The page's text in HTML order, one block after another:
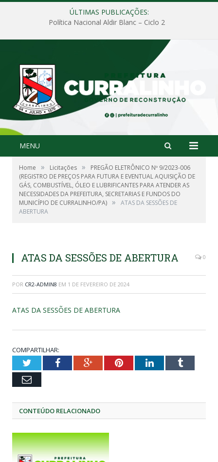
ÚLTIMAS PUBLICAÇÕES:
Política Nacional Aldir Blanc – Ciclo 2
MENU
Home » Licitações »
PREGÃO ELETRÔNICO Nº 9/2023-006
(REGISTRO DE PREÇOS PARA FUTURA E EVENTUAL AQUISIÇÃO DE
GÁS, COMBUSTÍVEL, ÓLEO E LUBRIFICANTES PARA ATENDER AS
NECESSIDADES DA PREFEITURA, SECRETARIAS E FUNDOS DO
MUNICÍPIO DE CURRALINHO/PA) »
ATAS DA SESSÕES DE
ABERTURA
ATAS DA SESSÕES DE ABERTURA 0
POR CR2-ADMIN8 EM 1 DE FEVEREIRO DE 2024
ATAS DA SESSÕES DE ABERTURA
COMPARTILHAR:
TwitterFacebookGoogle+PinterestLinkedInTumblr
Email
CONTEÚDO RELACIONADO